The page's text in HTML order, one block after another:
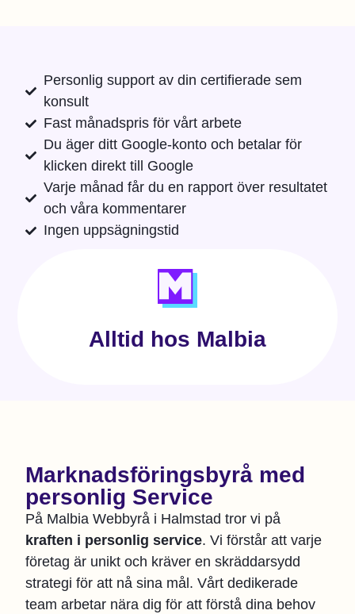
Alltid hos Malbia
Personlig support av din certifierade sem
konsult
Fast månadspris för vårt arbete
Du äger ditt Google-konto och betalar för
klicken direkt till Google
Varje månad får du en rapport över resultatet
och våra kommentarer
Ingen uppsägningstid
Marknadsföringsbyrå med
personlig Service
På Malbia Webbyrå i Halmstad tror vi på
kraften i personlig service. Vi förstår att varje
företag är unikt och kräver en skräddarsydd
strategi för att nå sina mål. Vårt dedikerade
team arbetar nära dig för att förstå dina behov